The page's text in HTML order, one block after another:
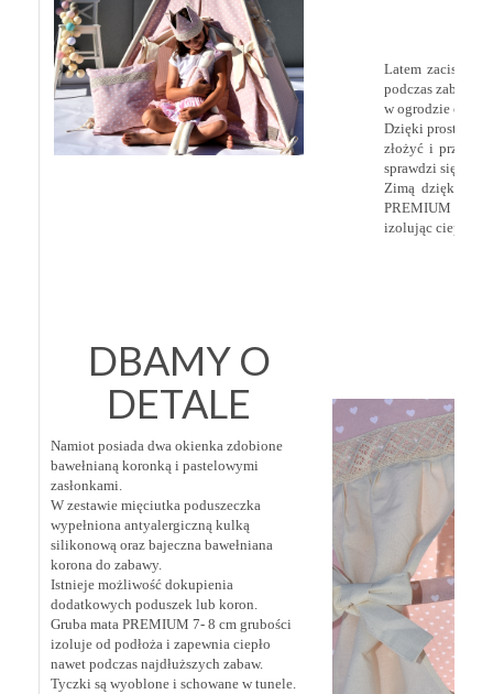
Latem zacisze
podczas zabaw
w ogrodzie czy
Dzięki prostej
złożyć i
sprawdzi się tu
Zimą dzięki
PREMIUM
izolując ciepło.
DBAMY O
DETALE
Namiot posiada dwa okienka zdobione
bawełnianą koronką i pastelowymi
zasłonkami.
W zestawie mięciutka poduszeczka
wypełniona antyalergiczną kulką
silikonową oraz bajeczna bawełniana
korona do zabawy.
Istnieje możliwość dokupienia
dodatkowych poduszek lub koron.
Gruba mata PREMIUM 7- 8 cm grubości
izoluje od podłoża i zapewnia ciepło
nawet podczas najdłuższych zabaw.
Tyczki są wyoblone i schowane w tunele.